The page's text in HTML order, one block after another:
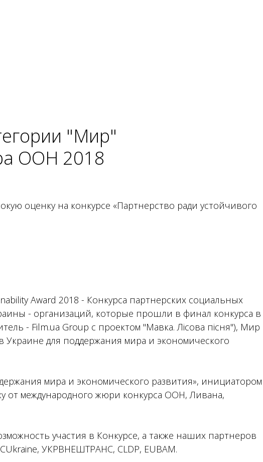
"Мир"
ООН 2018
оценку на конкурсе «Партнерство ради устойчивого
Award 2018 - Конкурса партнерских социальных
- организаций, которые прошли в финал конкурса в
- Film.ua Group с проектом "Мавка. Лісова пісня"), Мир
для поддержания мира и экономического
мира и экономического развития», инициатором
от международного жюри конкурса ООН, Ливана,
участия в Конкурсе, а также наших партнеров
УКРВНЕШТРАНС, CLDP, EUBAM.